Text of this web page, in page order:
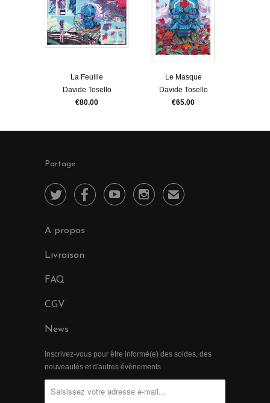
La Feuille
Davide Tosello
€80.00
Le Masque
Davide Tosello
€65.00
Partage
    ✉
A propos
Livraison
FAQ
CGV
News
Inscrivez-vous pour être informé(e) des soldes, des
nouveautés et d'autres évènements